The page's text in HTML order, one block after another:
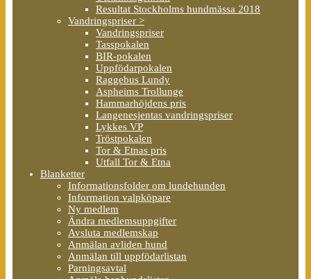
Resultat Stockholms hundmässa 2018
Vandringspriser >
Vandringspriser
Tasspokalen
BIR-pokalen
Uppfödarpokalen
Raggebus Lundy
Aspheims Trollunge
Hammarhöjdens pris
Langenesjentas vandringspriser
Lykkes VP
Tröstpokalen
Tor & Etnas pris
Utfall Tor & Etna
Blanketter
Informationsfolder om lundehunden
Information valpköpare
Ny medlem
Ändra medlemsuppgifter
Avsluta medlemskap
Anmälan avliden hund
Anmälan till uppfödarlistan
Parningsavtal